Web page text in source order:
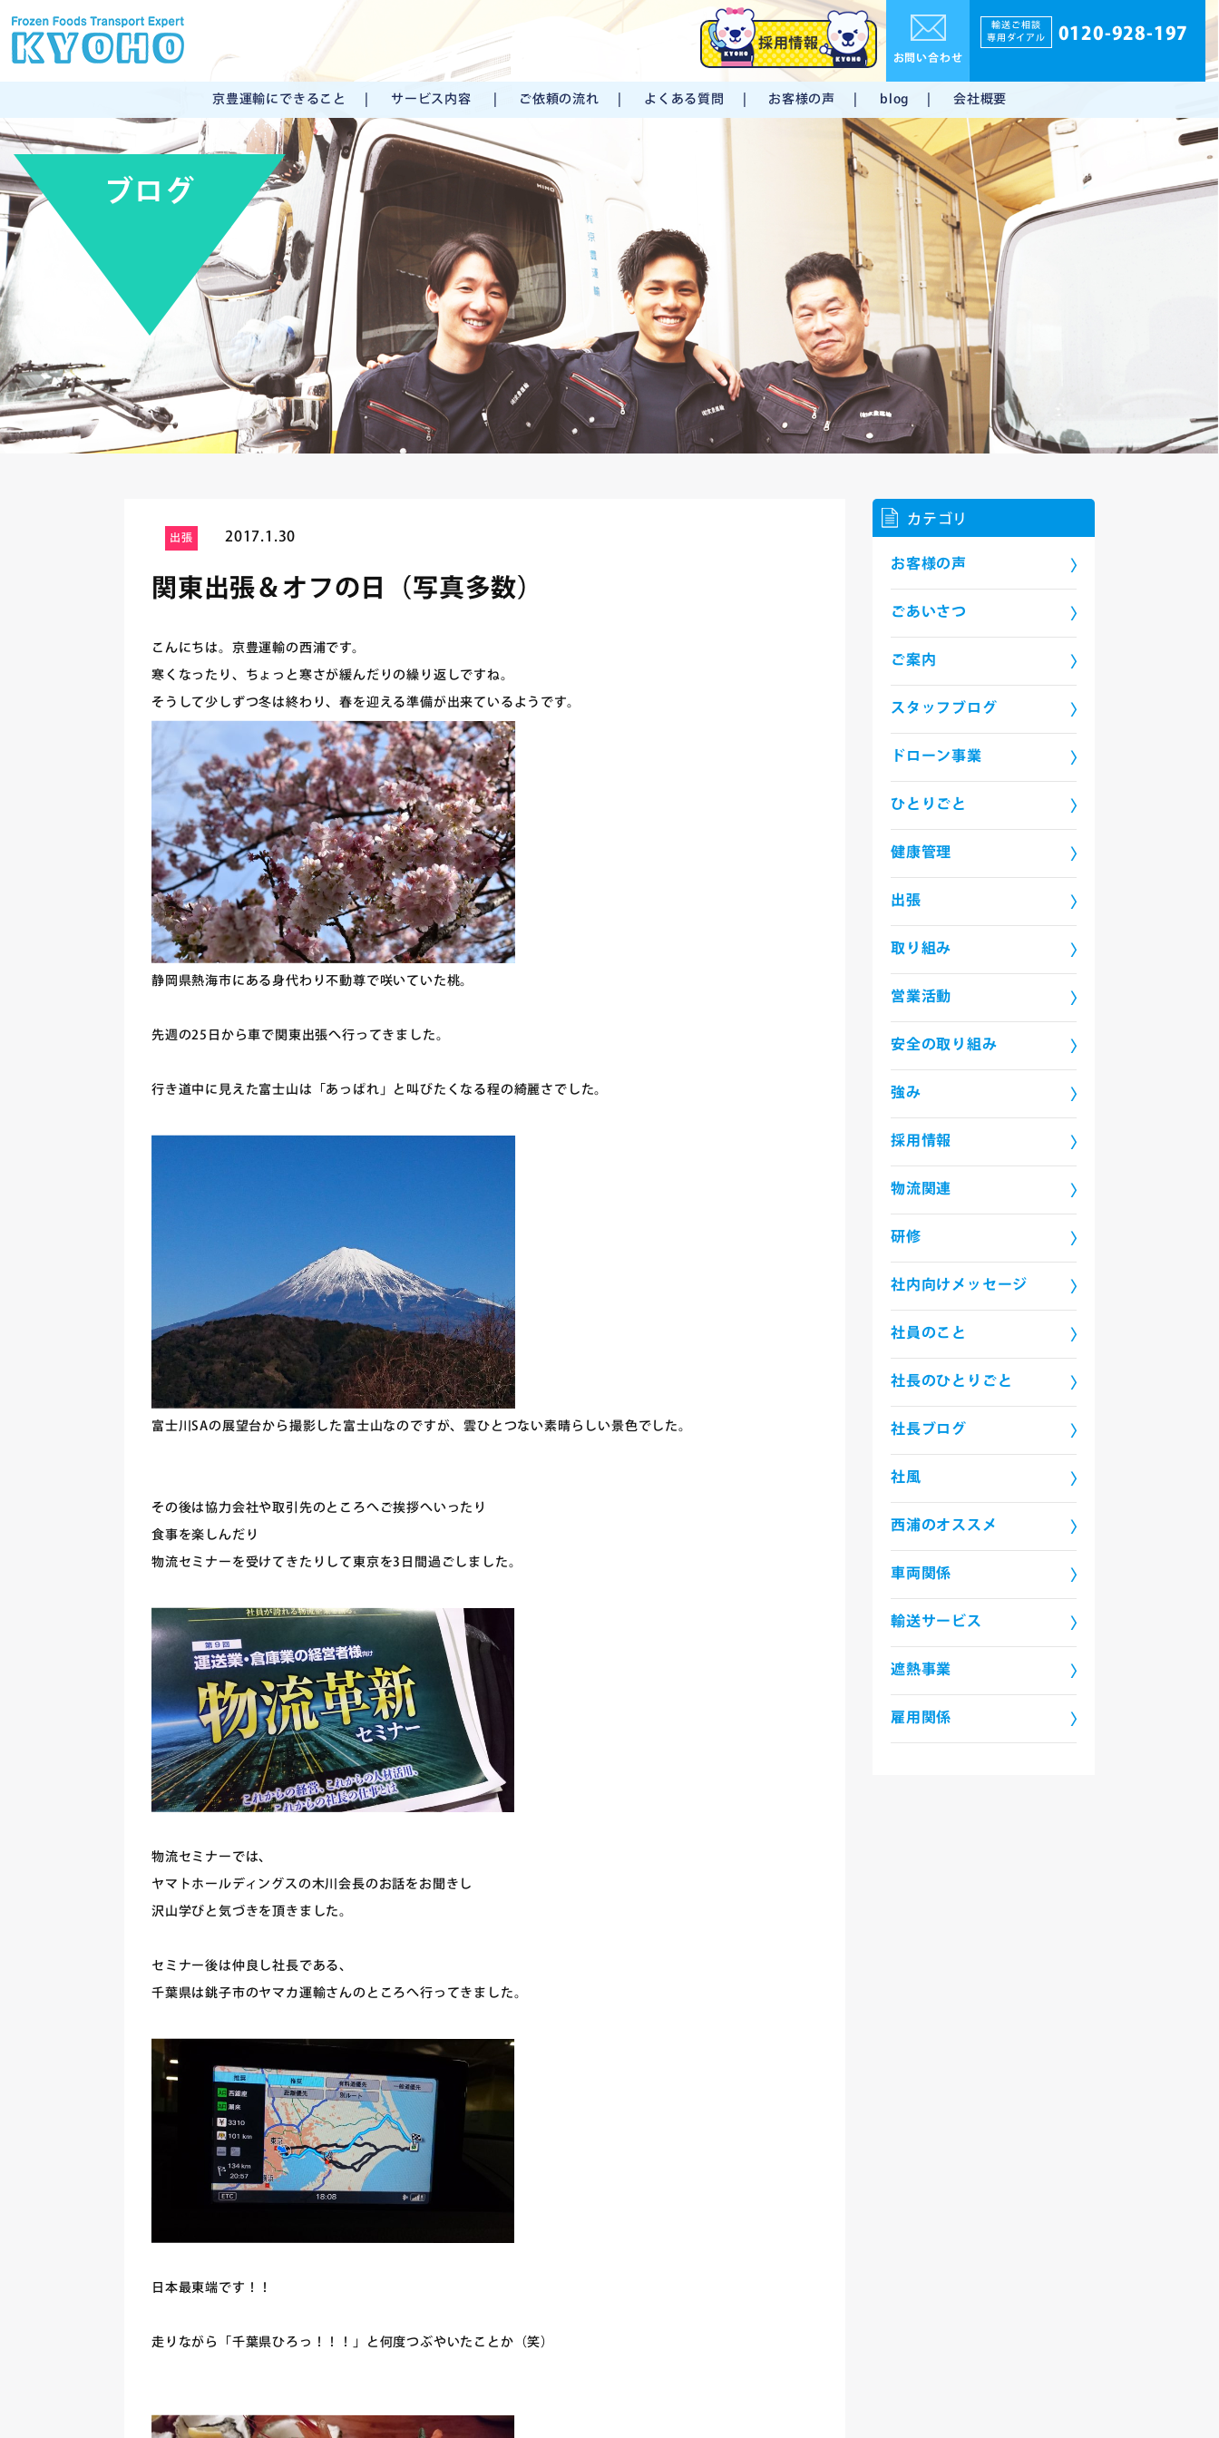
採用情報
お問い合わせ
輸送ご相談
専用ダイアル 0120-928-197
京豊運輸にできること サービス内容 ご依頼の流れ よくある質問 お客様の声 blog 会社概要
ブログ
出張 2017.1.30
関東出張＆オフの日（写真多数）
こんにちは。京豊運輸の西浦です。
寒くなったり、ちょっと寒さが緩んだりの繰り返しですね。
そうして少しずつ冬は終わり、春を迎える準備が出来ているようです。
静岡県熱海市にある身代わり不動尊で咲いていた桃。
先週の25日から車で関東出張へ行ってきました。
行き道中に見えた富士山は「あっぱれ」と叫びたくなる程の綺麗さでした。
富士川SAの展望台から撮影した富士山なのですが、雲ひとつない素晴らしい景色でした。
その後は協力会社や取引先のところへご挨拶へいったり
食事を楽しんだり
物流セミナーを受けてきたりして東京を3日間過ごしました。
物流セミナーでは、
ヤマトホールディングスの木川会長のお話をお聞きし
沢山学びと気づきを頂きました。
セミナー後は仲良し社長である、
千葉県は銚子市のヤマカ運輸さんのところへ行ってきました。
日本最東端です！！
走りながら「千葉県ひろっ！！！」と何度つぶやいたことか（笑）
カテゴリ
お客様の声
ごあいさつ
ご案内
スタッフブログ
ドローン事業
ひとりごと
健康管理
出張
取り組み
営業活動
安全の取り組み
強み
採用情報
物流関連
研修
社内向けメッセージ
社員のこと
社長のひとりごと
社長ブログ
社風
西浦のオススメ
車両関係
輸送サービス
遮熱事業
雇用関係